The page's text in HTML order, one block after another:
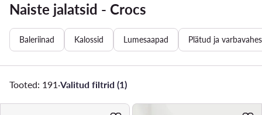
Naiste jalatsid - Crocs
Baleriinad Kalossid Lumesaapad Plätud ja
Tooted: 191 ·Valitud filtrid (1)